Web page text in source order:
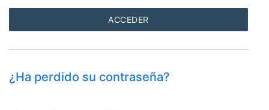
¿Ha perdido su contraseña?